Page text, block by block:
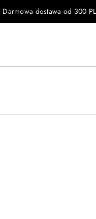
Darmowa dostawa od 300